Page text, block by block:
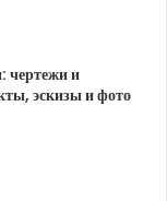
кабеля
Если
жила «нуля»,
или
оплетку
могут
чертежи и
эскизы и фото